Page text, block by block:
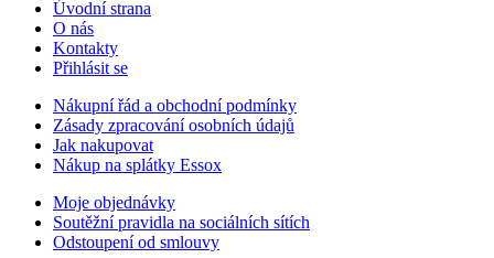
Úvodní strana
O nás
Kontakty
Přihlásit se
Nákupní řád a obchodní podmínky
Zásady zpracování osobních údajů
Jak nakupovat
Nákup na splátky Essox
Moje objednávky
Soutěžní pravidla na sociálních sítích
Odstoupení od smlouvy